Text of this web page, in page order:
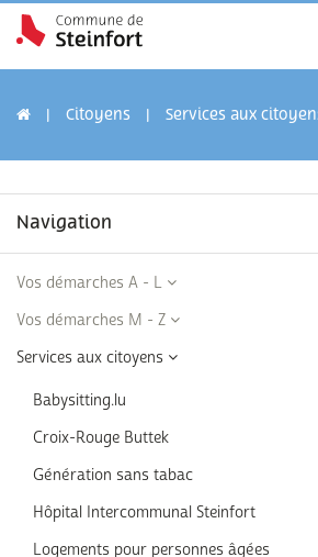
Citoyens Services aux
Navigation
Vos démarches A - L
Vos démarches M - Z
Services aux citoyens
Babysitting.lu
Croix-Rouge Buttek
Génération sans tabac
Hôpital Intercommunal Steinfort
Logements pour personnes âgées